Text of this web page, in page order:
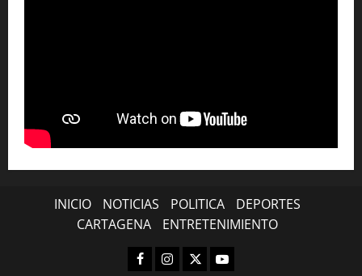
INICIO NOTICIAS POLITICA
DEPORTES
CARTAGENA
ENTRETENIMIENTO
Facebook
Instagram
X YouTube